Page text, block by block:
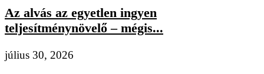
Az alvás az egyetlen ingyen
teljesítménynövelő – mégis...
július 30, 2026